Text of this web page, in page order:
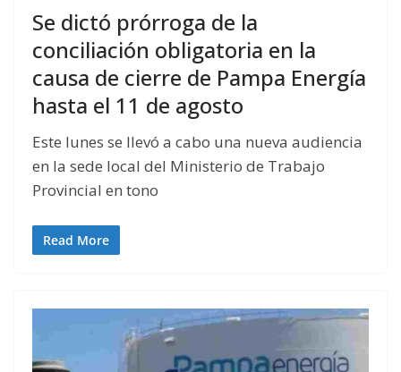
Se dictó prórroga de la
conciliación obligatoria en la
causa de cierre de Pampa Energía
hasta el 11 de agosto
Este lunes se llevó a cabo una nueva audiencia
en la sede local del Ministerio de Trabajo
Provincial en tono
Read More